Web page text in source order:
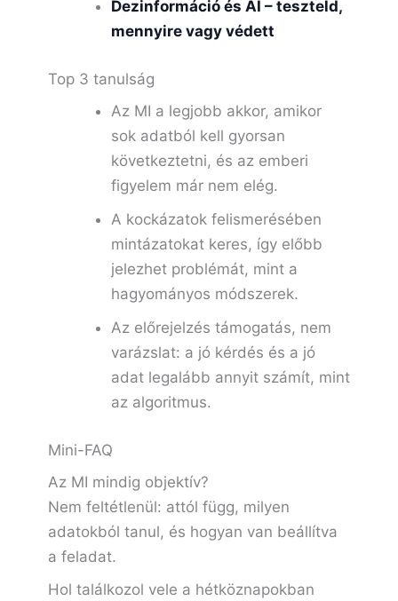
Dezinformáció és AI – teszteld,
mennyire vagy védett
Top 3 tanulság
Az MI a legjobb akkor, amikor
sok adatból kell gyorsan
következtetni, és az emberi
figyelem már nem elég.
A kockázatok felismerésében
mintázatokat keres, így előbb
jelezhet problémát, mint a
hagyományos módszerek.
Az előrejelzés támogatás, nem
varázslat: a jó kérdés és a jó
adat legalább annyit számít, mint
az algoritmus.
Mini-FAQ
Az MI mindig objektív?
Nem feltétlenül: attól függ, milyen
adatokból tanul, és hogyan van beállítva
a feladat.
Hol találkozol vele a hétköznapokban